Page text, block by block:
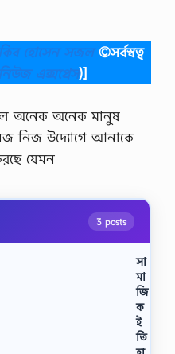
হোসেন সজল©সর্বস্বত্ব
এক্সপ্রেস)]
অনেক অনেক মানুষ
নিজ উদ্যোগে আনাকে
যেমন
3 posts
সা
মা
জি
ক
ই
তি